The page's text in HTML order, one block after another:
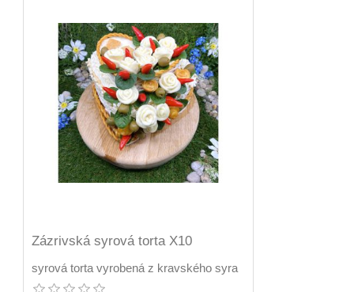
Zázrivská syrová torta X10
syrová torta vyrobená z kravského syra